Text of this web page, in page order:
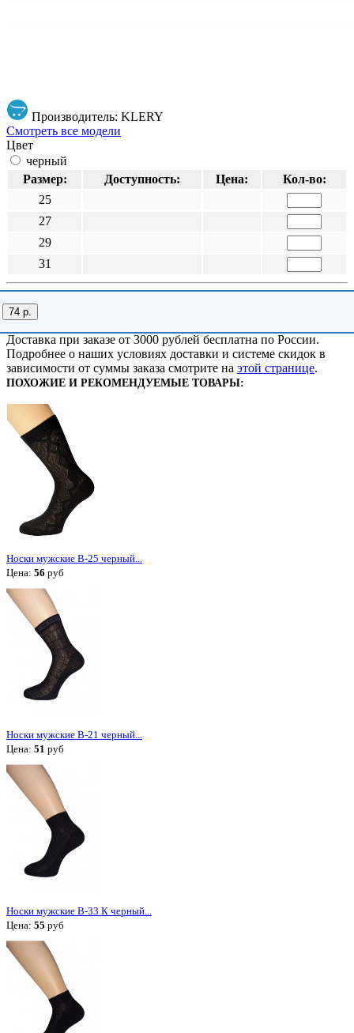
Производитель: KLERY
Смотреть все модели
Цвет
черный
Размер:
Доступность: Цена:
Кол-во:
25
27
29
31
74 р.
Доставка при заказе от 3000 рублей бесплатна по России.
Подробнее о наших условиях доставки и системе скидок в
зависимости от суммы заказа смотрите на этой странице.
ПОХОЖИЕ И РЕКОМЕНДУЕМЫЕ ТОВАРЫ:
Носки мужские В-25 черный...
Цена: 56 руб
Носки мужские В-21 черный...
Цена: 51 руб
Носки мужские В-33 К черный...
Цена: 55 руб